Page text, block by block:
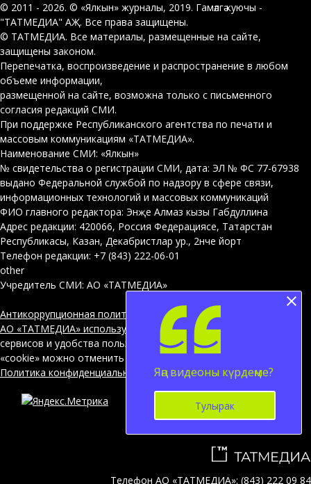
© 2011 - 2026. © «Ялкын» журналы, 2019. Гамәлгә куючы -
"ТАТМЕДИА" АҖ. Все права защищены.
© ТАТМЕДИА. Все материалы, размещенные на сайте,
защищены законом.
Перепечатка, воспроизведение и распространение в любом
объеме информации,
размещенной на сайте, возможна только с письменного
согласия редакций СМИ.
При поддержке Республиканского агентства по печати и
массовым коммуникациям «ТАТМЕДИА».
Наименование СМИ: «Ялкын»
№ свидетельства о регистрации СМИ, дата: ЭЛ № ФС 77-67938
выдано Федеральной службой по надзору в сфере связи,
информационных технологий и массовых коммуникаций
ФИО главного редактора: Энҗе Алмаз кызы Габдуллина
Адрес редакции: 420066, Россия Федерациясе, Татарстан
Республикасы, Казан, Декабристлар ур., 2нче йорт
Телефон редакции: +7 (843) 222-06-01
other
Учредитель СМИ: АО «ТАТМЕДИА»
Антикоррупционная политика
АО «ТАТМЕДИА» использует «cookie»для персонализации
сервисов и удобства пользователей сайтом. Использование
«cookie» можно отменить в настройках браузера.
Политика конфиденциальности
12+
Телефон АО «ТАТМЕДИА»: (843) 222 09 84
Яңа видеоны күрдеңме?
Тулырак